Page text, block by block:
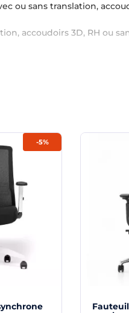
ou sans translation,
accoudoirs 3D, RH ou
-5%